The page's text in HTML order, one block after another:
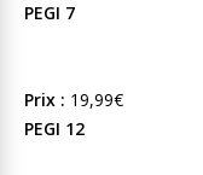
PEGI 7
Prix : 19,99€
PEGI 12